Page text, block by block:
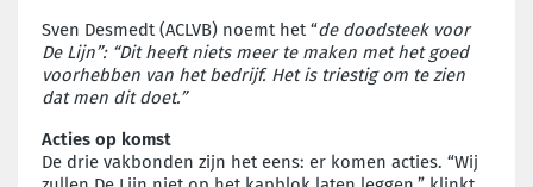
Sven Desmedt (ACLVB) noemt het “de doodsteek voor
De Lijn”: “Dit heeft niets meer te maken met het goed
voorhebben van het bedrijf. Het is triestig om te zien
dat men dit doet.”
Acties op komst
De drie vakbonden zijn het eens: er komen acties. “Wij